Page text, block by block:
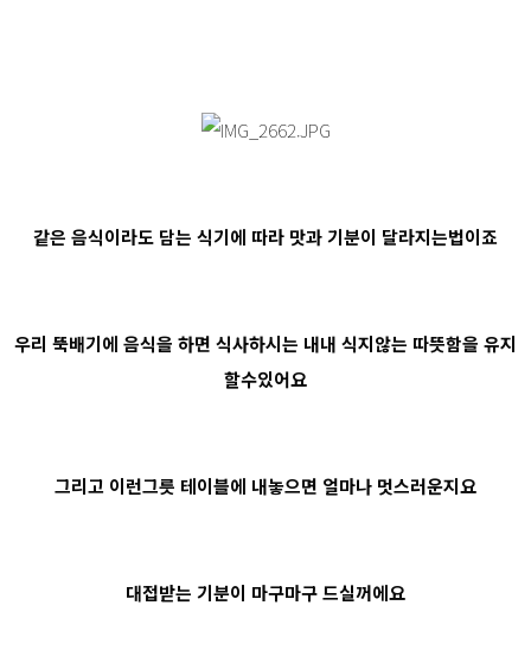
같은 음식이라도 담는 식기에 따라 맛과 기분이 달라지는법이죠
우리 뚝배기에 음식을 하면 식사하시는 내내 식지않는 따뜻함을 유지
할수있어요
그리고 이런그릇 테이블에 내놓으면 얼마나 멋스러운지요
대접받는 기분이 마구마구 드실꺼에요